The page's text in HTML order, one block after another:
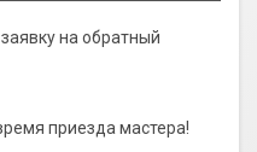
на обратный
приезда мастера!